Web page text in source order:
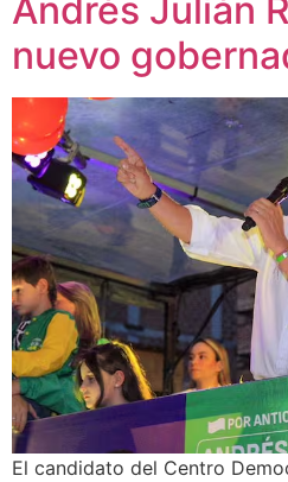
Andrés Julián
nuevo
El candidato del Centro